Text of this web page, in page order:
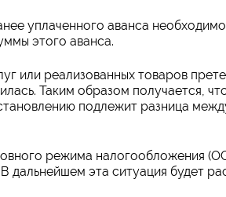
уплаченного аванса
этого аванса.
или реализованных товаров
Таким образом получается,
подлежит разница
режима налогообложения
дальнейшем эта ситуация будет